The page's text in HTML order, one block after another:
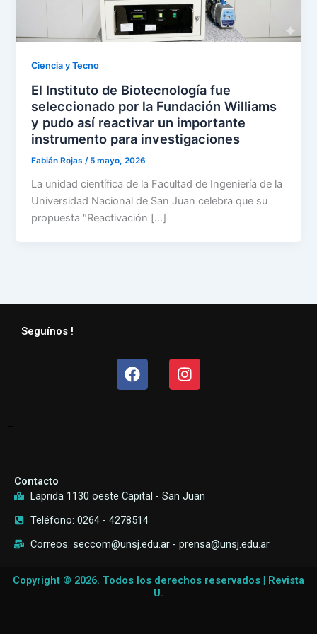
Ciencia y Tecno
El Instituto de Biotecnología fue
seleccionado por la Fundación Williams
y pudo así reactivar un importante
instrumento para investigaciones
Fabián Rojas/ 5 mayo, 2026
La unidad científica de la Facultad de Ingeniería de la
Universidad Nacional de San Juan celebra que su
propuesta “Reactivación […]
Seguínos !
Contacto
Laprida 1130 oeste Capital - San Juan
Teléfono: 0264 - 4278514
Correos: seccom@unsj.edu.ar - prensa@unsj.edu.ar
Copyright © 2026. Todos los derechos reservados | Revista
U.